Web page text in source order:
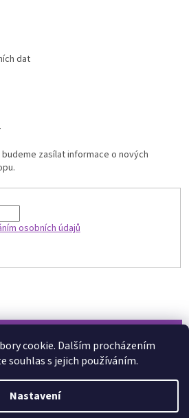
cookie. Dalším procházením
souhlas s jejich používáním.
Nastavení
dat
zasílat informace o nových
osobních údajů
Vytvořil Shoptet